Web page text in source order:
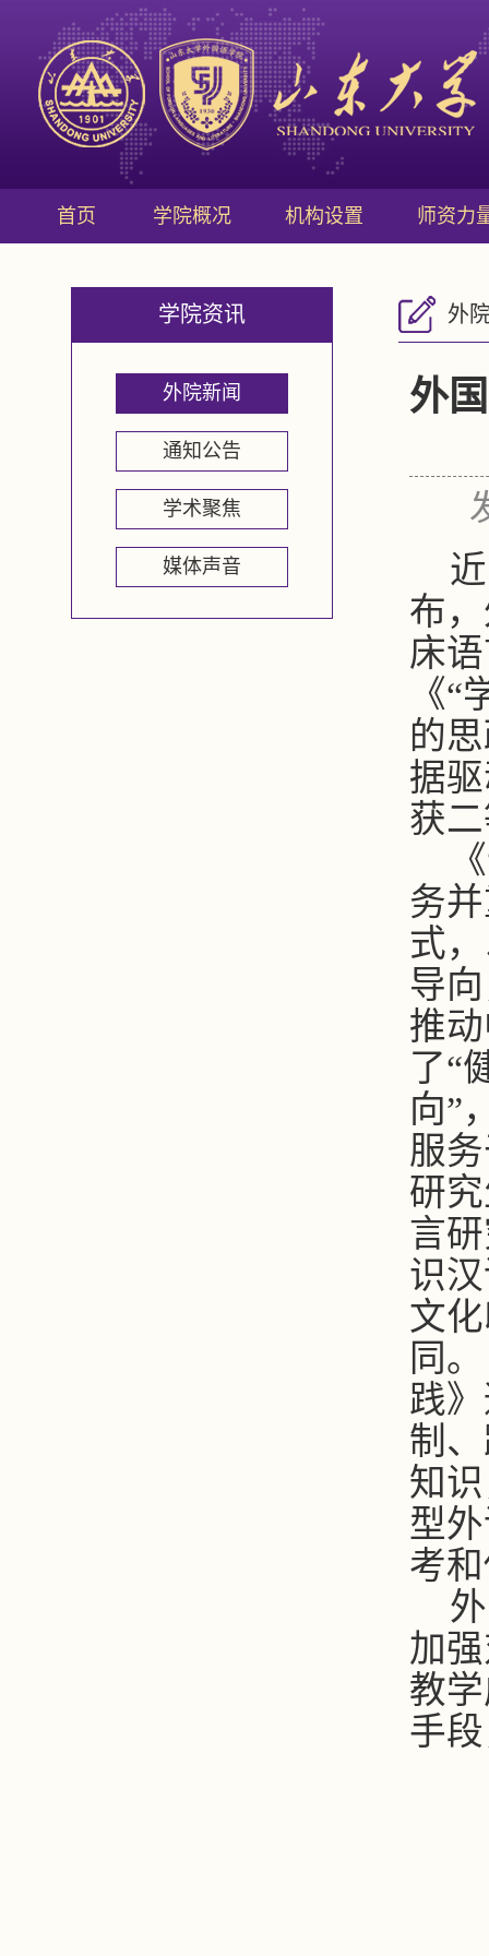
首页 学院概况 机构设置 师资力
学院资讯
外院新闻
通知公告
学术聚焦
媒体声音
外
外
布
床
《
的
据
获
务
式
导
推
了“
向”
服
研
言
识
文
同
践
制
知
型
考
加
教
手